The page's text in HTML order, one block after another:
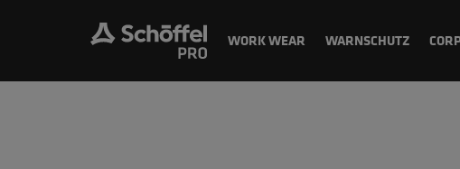
WORK WEAR WARNSCHUTZ